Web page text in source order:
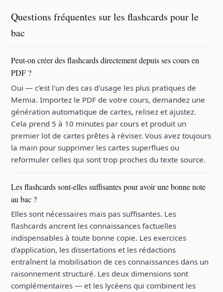
Questions fréquentes sur les flashcards pour le
bac
Peut-on créer des flashcards directement depuis ses cours en
PDF ?
Oui — c'est l'un des cas d'usage les plus pratiques de
Memia. Importez le PDF de votre cours, demandez une
génération automatique de cartes, relisez et ajustez.
Cela prend 5 à 10 minutes par cours et produit un
premier lot de cartes prêtes à réviser. Vous avez toujours
la main pour supprimer les cartes superflues ou
reformuler celles qui sont trop proches du texte source.
Les flashcards sont-elles suffisantes pour avoir une bonne note
au bac ?
Elles sont nécessaires mais pas suffisantes. Les
flashcards ancrent les connaissances factuelles
indispensables à toute bonne copie. Les exercices
d'application, les dissertations et les rédactions
entraînent la mobilisation de ces connaissances dans un
raisonnement structuré. Les deux dimensions sont
complémentaires — et les lycéens qui combinent les